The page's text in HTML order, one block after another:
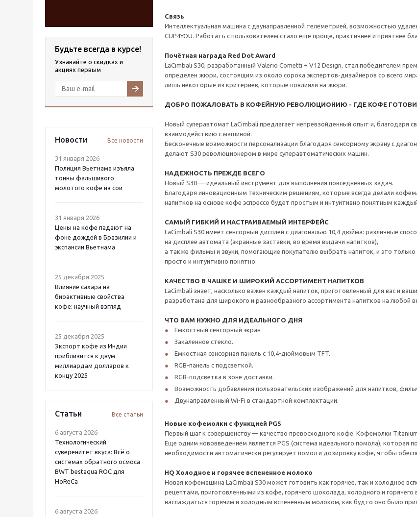
Будьте всегда в курсе!
Узнавайте о скидках и
акциях первым
Новости Все новости
31 января 2026
Полиция Вьетнама изъяла
тонны фальшивого
молотого кофе из сои
31 января 2026
Цены на кофе падают на
фоне дождей в Бразилии и
экспансии Вьетнама
25 декабря 2025
Влияние сахара на
биоактивные свойства
кофе: научный взгляд
25 декабря 2025
Экспорт кофе из Индии
приблизится к двум
миллиардам долларов к
концу 2025
Статьи Все статьи
6 августа 2026
Технологический
суверенитет вкуса: Всё о
системах обратного осмоса
BWT bestaqua ROC для
HoReCa
6 августа 2026
Связь
Интеллектуальная машина с двунаправленной телеметрией, возможностью
CUP4YOU. Работать с пользователем стало еще проще, практичнее и приятнее
Почётная награда Red Dot Award
LaCimbali S30, разработанный Valerio Cometti + V12 Design, стал победителем
определен жюри, состоящим из около сорока экспертов-дизайнеров со всего
лишь некоторые из критериев, которые повлияли на жюри.
ДОБРО ПОЖАЛОВАТЬ В КОФЕЙНУЮ РЕВОЛЮЦИОНИЮ - ГДЕ КОФЕ
Новый суперавтомат LaCimbali предлагает непревзойденный опыт и, благодаря
взаимодействию с машиной.
Бесконечные возможности персонализации благодаря сенсорному экрану с
делают S30 революционером в мире суперавтоматических машин.
НАДЕЖНОСТЬ ПРЕЖДЕ ВСЕГО
Новый S30 — идеальный инструмент для выполнения повседневных задач.
Благодаря инновационным техническим решениям, которые всегда делали
напитков на основе кофе эспрессо будет простым и интуитивно понятным
САМЫЙ ГИБКИЙ И НАСТРАИВАЕМЫЙ ИНТЕРФЕЙС
LaCimbali S30 имеет сенсорный дисплей с диагональю 10,4 дюйма: различные
на дисплее автомата (экранные заставки, во время выдачи напитков),
а также фильмы и звуки, помогающие покупателю выбрать напиток, и это только
просто и интуитивно понятно.
КАЧЕСТВО В ЧАШКЕ И ШИРОКИЙ АССОРТИМЕНТ НАПИТКОВ
LaCimbali знает, насколько важен каждый напиток, приготовленный для вас и
разработана для широкого и разнообразного ассортимента напитков на любой
ЧТО ВАМ НУЖНО ДЛЯ ИДЕАЛЬНОГО ДНЯ
Емкостный сенсорный экран
Закаленное стекло.
Емкостная сенсорная панель с 10,4-дюймовым TFT.
RGB-панель с подсветкой.
RGB-подсветка в зоне доставки.
Возможность добавления пользовательских изображений для напитков,
Двунаправленный Wi-Fi в стандартной комплектации.
Новые кофемолки с функцией PGS
Первый шаг к совершенству — качество превосходного кофе. Кофемолки
Еще одним нововведением является PGS (система идеального помола), которая
необходимости автоматически регулирует помол и дозировку кофе, чтобы
HQ Холодное и горячее вспененное молоко
Новая кофемашина LaCimbali S30 может готовить как горячее, так и холодное
рецептами, приготовленными из кофе, горячего шоколада, холодного и
наслаждаться горячим и холодным вспененным молоком, как будто оно было